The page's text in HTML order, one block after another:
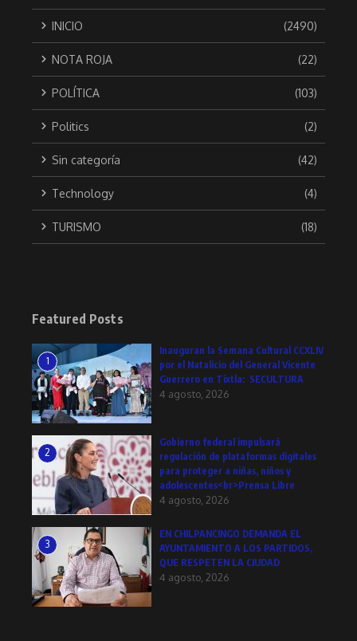
INICIO (2490)
NOTA ROJA (22)
POLÍTICA (103)
Politics (2)
Sin categoría (42)
Technology (4)
TURISMO (18)
Featured Posts
1
Inauguran la Semana Cultural CCXLIV
por el Natalicio del General Vicente
Guerrero en Tixtla: SECULTURA
4 agosto, 2026
2
Gobierno federal impulsará
regulación de plataformas digitales
para proteger a niñas, niños y
adolescentes<br>Prensa Libre
4 agosto, 2026
3
EN CHILPANCINGO DEMANDA EL
AYUNTAMIENTO A LOS PARTIDOS,
QUE RESPETEN LA CIUDAD
4 agosto, 2026